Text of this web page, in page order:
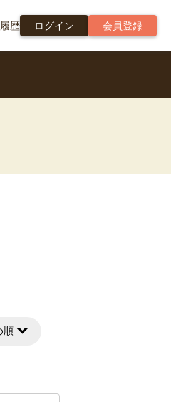
歴 ログイン 会員登録
順